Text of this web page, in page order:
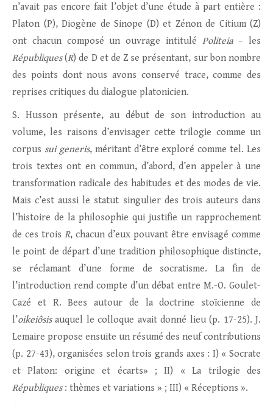
n’avait pas encore fait l’objet d’une étude à part entière :
Platon (P), Diogène de Sinope (D) et Zénon de Citium (Z)
ont chacun composé un ouvrage intitulé Politeia– les
Républiques(R) de D et de Z se présentant, sur bon nombre
des points dont nous avons conservé trace, comme des
reprises critiques du dialogue platonicien.
S. Husson présente, au début de son introduction au
volume, les raisons d’envisager cette trilogie comme un
corpus sui generis, méritant d’être exploré comme tel. Les
trois textes ont en commun, d’abord, d’en appeler à une
transformation radicale des habitudes et des modes de vie.
Mais c’est aussi le statut singulier des trois auteurs dans
l’histoire de la philosophie qui justifie un rapprochement
de ces trois R, chacun d’eux pouvant être envisagé comme
le point de départ d’une tradition philosophique distincte,
se réclamant d’une forme de socratisme. La fin de
l’introduction rend compte d’un débat entre M.-O. Goulet-
Cazé et R. Bees autour de la doctrine stoïcienne de
l’oikeiôsisauquel le colloque avait donné lieu (p. 17-25). J.
Lemaire propose ensuite un résumé des neuf contributions
(p. 27-43), organisées selon trois grands axes : I) « Socrate
et Platon: origine et écarts» ; II) « La trilogie des
Républiques: thèmes et variations » ; III) « Réceptions ».